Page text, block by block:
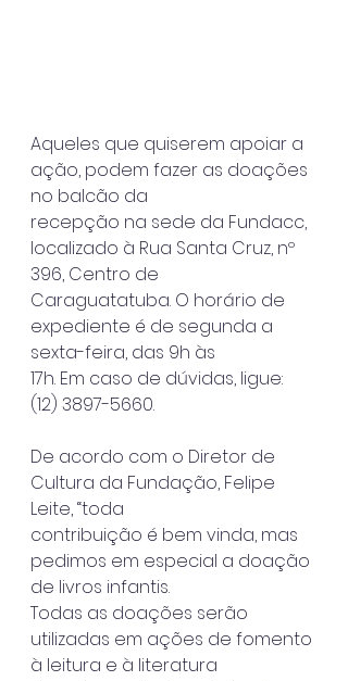
Aqueles que quiserem apoiar a
ação, podem fazer as doações
no balcão da
recepção na sede da Fundacc,
localizado à Rua Santa Cruz, nº
396, Centro de
Caraguatatuba. O horário de
expediente é de segunda a
sexta-feira, das 9h às
17h. Em caso de dúvidas, ligue:
(12) 3897-5660.
De acordo com o Diretor de
Cultura da Fundação, Felipe
Leite, “toda
contribuição é bem vinda, mas
pedimos em especial a doação
de livros infantis.
Todas as doações serão
utilizadas em ações de fomento
à leitura e à literatura